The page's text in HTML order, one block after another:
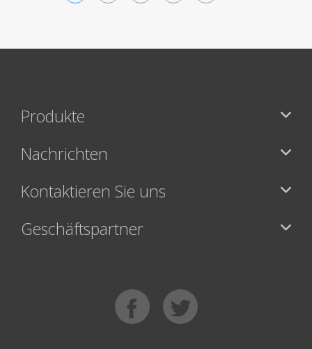
Produkte
Nachrichten
Kontaktieren Sie uns
Geschäftspartner